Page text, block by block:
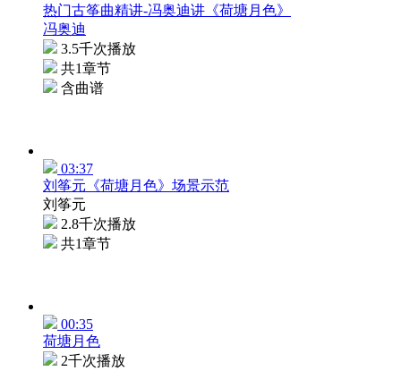
热门古筝曲精讲-冯奥迪讲《荷塘月色》
冯奥迪
3.5千次播放
共1章节
含曲谱
03:37
刘筝元《荷塘月色》场景示范
刘筝元
2.8千次播放
共1章节
00:35
荷塘月色
2千次播放